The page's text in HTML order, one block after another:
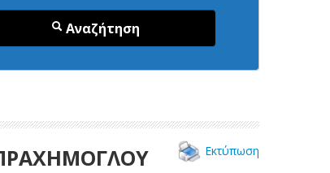
Αναζήτηση
Εκτύπωση